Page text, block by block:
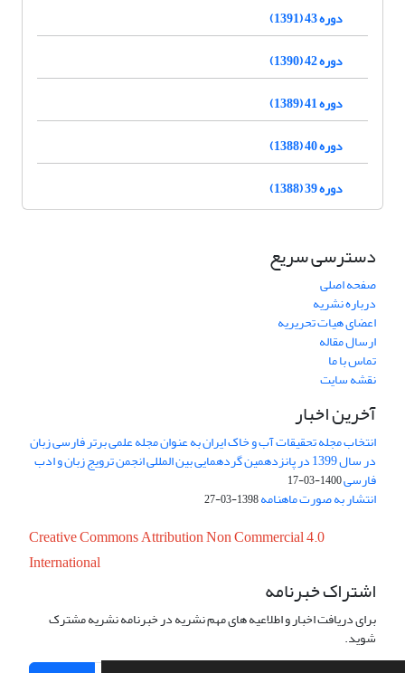
دوره 43 (1391)
دوره 42 (1390)
دوره 41 (1389)
دوره 40 (1388)
دوره 39 (1388)
دسترسی سریع
صفحه اصلی
درباره نشریه
اعضای هیات تحریریه
ارسال مقاله
تماس با ما
نقشه سایت
آخرین اخبار
انتخاب مجله تحقیقات آب و خاک ایران به عنوان مجله علمی برتر فارسی زبان
در سال 1399 در پانزدهمین گردهمایی بین المللی انجمن ترویج زبان و ادب
فارسی1400-03-17
انتشار به صورت ماهنامه1398-03-27
Creative Commons Attribution Non Commercial 4.0
International
اشتراک خبرنامه
برای دریافت اخبار و اطلاعیه های مهم نشریه در خبرنامه نشریه مشترک
شوید.